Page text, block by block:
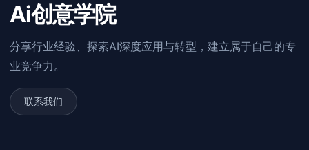
Ai创意学院
分享行业经验、探索AI深度应用与转型，建立属于自己的专
业竞争力。
联系我们